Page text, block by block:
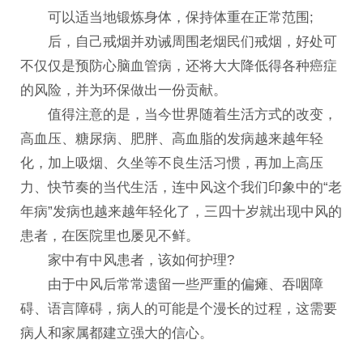
可以适当地锻炼身体，保持体重在正常范围;
后，自己戒烟并劝诫周围老烟民们戒烟，好处可
不仅仅是预防心脑血管病，还将大大降低得各种癌症
的风险，并为环保做出一份贡献。
值得注意的是，当今世界随着生活方式的改变，
高血压、糖尿病、肥胖、高血脂的发病越来越年轻
化，加上吸烟、久坐等不良生活习惯，再加上高压
力、快节奏的当代生活，连中风这个我们印象中的“老
年病”发病也越来越年轻化了，三四十岁就出现中风的
患者，在医院里也屡见不鲜。
家中有中风患者，该如何护理?
由于中风后常常遗留一些严重的偏瘫、吞咽障
碍、语言障碍，病人的可能是个漫长的过程，这需要
病人和家属都建立强大的信心。